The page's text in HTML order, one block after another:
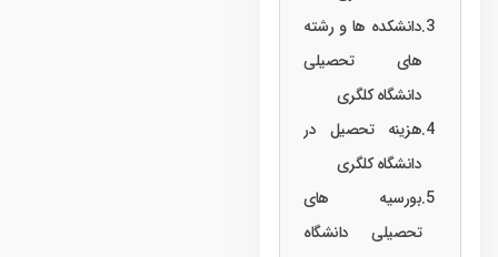
دانشکده‌ ها و رشته‌
های تحصیلی
دانشگاه کلگری
هزینه تحصیل در
دانشگاه کلگری
بورسیه‌ های
تحصیلی دانشگاه